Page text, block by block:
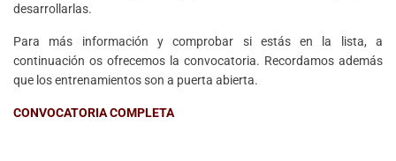
desarrollarlas.
Para más información y comprobar si estás en la lista, a
continuación os ofrecemos la convocatoria. Recordamos además
que los entrenamientos son a puerta abierta.
CONVOCATORIA COMPLETA